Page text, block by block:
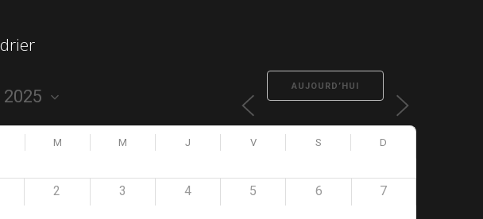
AUJOURD’HUI
M M J V S D
2 3 4 5 6 7